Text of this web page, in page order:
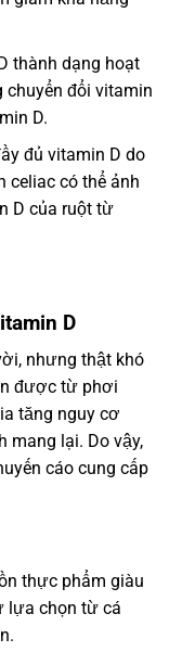
thành dạng hoạt
chuyển đổi vitamin
D.
đủ vitamin D do
celiac có thể ảnh
D của ruột từ
D
nhưng thật khó
được từ phơi
tăng nguy cơ
mang lại. Do vậy,
cáo cung cấp
thực phẩm giàu
lựa chọn từ cá